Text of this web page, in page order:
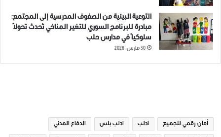
التوعية البيئية من الصفوف المدرسية إلى المجتمع:
مبادرة للبرنامج السوري للتغير المناخي تُحدث تحولاً
سلوكياً في مدارس حلب
30 مارس، 2026
أمان رقمي للجميع ادلب ادلب بلس الدفاع المدني